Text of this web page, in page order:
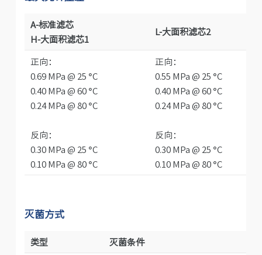
A-标准滤芯
H-大面积滤芯1
L-大面积滤芯2
正向：
0.69 MPa @ 25 °C
0.40 MPa @ 60 °C
0.24 MPa @ 80 °C
反向：
0.30 MPa @ 25 °C
0.10 MPa @ 80 °C
正向：
0.55 MPa @ 25 °C
0.40 MPa @ 60 °C
0.24 MPa @ 80 °C
反向：
0.30 MPa @ 25 °C
0.10 MPa @ 80 °C
灭菌方式
类型 灭菌条件